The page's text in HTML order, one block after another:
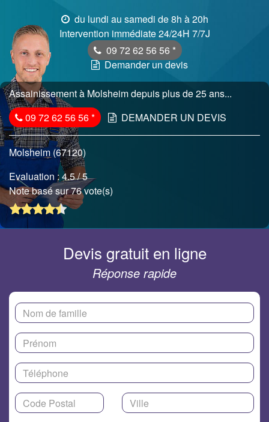
du lundi au samedi de 8h à 20h
Intervention immédiate 24/24H 7/7J
09 72 62 56 56 *
Demander un devis
Assainissement à Molsheim depuis plus de 25 ans...
09 72 62 56 56* DEMANDER UN DEVIS
Molsheim (67120)
Evaluation :4.5/ 5
Note basé sur 76 vote(s)
Devis gratuit en ligne
Réponse rapide